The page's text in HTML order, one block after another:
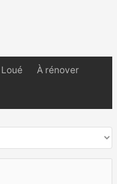
Loué À rénover